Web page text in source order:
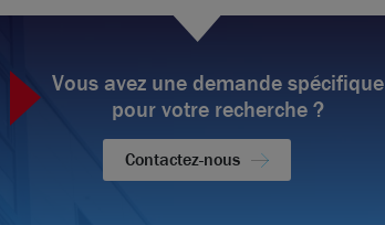
Vous avez une demande spécifique
pour votre recherche ?
Contactez-nous